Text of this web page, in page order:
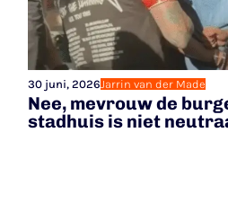
30 juni, 2026 Jarrin van der Made
Nee, mevrouw de
stadhuis is niet